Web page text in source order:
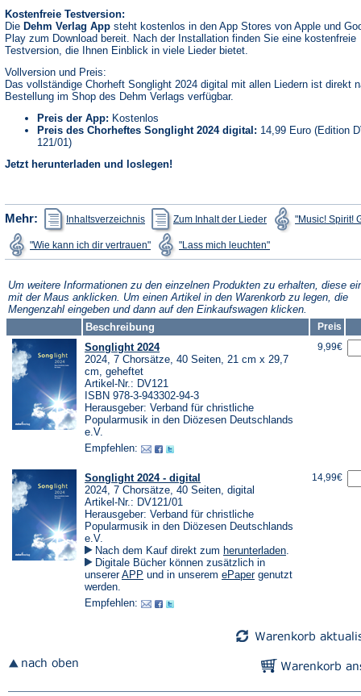
Kostenfreie Testversion:
Die Dehm Verlag App steht kostenlos in den App Stores von Apple und
Play zum Download bereit. Nach der Installation finden Sie eine kostenfreie
Testversion, die Ihnen Einblick in viele Lieder bietet.
Vollversion und Preis:
Das vollständige Chorheft Songlight 2024 digital mit allen Liedern ist direkt
Bestellung im Shop des Dehm Verlags verfügbar.
Preis der App: Kostenlos
Preis des Chorheftes Songlight 2024 digital: 14,99 Euro (Edition
121/01)
Jetzt herunterladen und loslegen!
Mehr: Inhaltsverzeichnis
(Öffnet
in
einem
neuen
Tab)
Zum Inhalt der Lieder
(Öffnet
in
einem
neuen
Tab)
"Music! Spirit!
"Wie kann ich dir vertrauen"
(Öffnet
in
einem
Tab)
"Lass mich leuchten"in
einem
Tab)
Um weitere Informationen zu den einzelnen Produkten zu erhalten, diese
mit der Maus anklicken. Um einen Artikel in den Warenkorb zu legen, die
Mengenzahl eingeben und dann auf den Einkaufswagen klicken.
Beschreibung
Preis
Songlight 2024
2024, 7 Chorsätze, 40 Seiten, 21 cm x 29,7
cm, geheftet
Artikel-Nr.: DV121
ISBN 978-3-943302-94-3
Herausgeber: Verband für christliche
Popularmusik in den Diözesen Deutschlands
e.V.
Empfehlen:
9,99€
Songlight 2024 - digital
2024, 7 Chorsätze, 40 Seiten, digital
Artikel-Nr.: DV121/01
Herausgeber: Verband für christliche
Popularmusik in den Diözesen Deutschlands
e.V.
Nach dem Kauf direkt zum herunterladen(Öffnet
einem
.
Digitale Bücher können zusätzlich in
unsererAPP (Öffnet
neuen
und in unserem ePaper(Öffnet
genutzt
werden.
Empfehlen:
14,99€